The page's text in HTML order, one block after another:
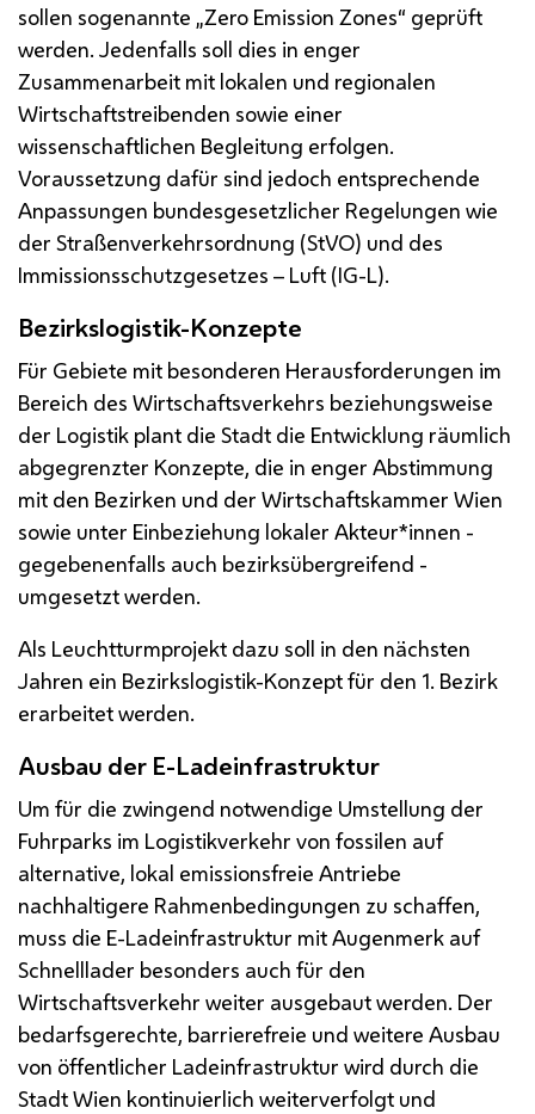
sollen sogenannte „Zero Emission Zones“ geprüft
werden. Jedenfalls soll dies in enger
Zusammenarbeit mit lokalen und regionalen
Wirtschaftstreibenden sowie einer
wissenschaftlichen Begleitung erfolgen.
Voraussetzung dafür sind jedoch entsprechende
Anpassungen bundesgesetzlicher Regelungen wie
der Straßenverkehrsordnung (StVO) und des
Immissionsschutzgesetzes – Luft (IG-L).
Bezirkslogistik-Konzepte
Für Gebiete mit besonderen Herausforderungen im
Bereich des Wirtschaftsverkehrs beziehungsweise
der Logistik plant die Stadt die Entwicklung räumlich
abgegrenzter Konzepte, die in enger Abstimmung
mit den Bezirken und der Wirtschaftskammer Wien
sowie unter Einbeziehung lokaler Akteur*innen -
gegebenenfalls auch bezirksübergreifend -
umgesetzt werden.
Als Leuchtturmprojekt dazu soll in den nächsten
Jahren ein Bezirkslogistik-Konzept für den 1. Bezirk
erarbeitet werden.
Ausbau der E-Ladeinfrastruktur
Um für die zwingend notwendige Umstellung der
Fuhrparks im Logistikverkehr von fossilen auf
alternative, lokal emissionsfreie Antriebe
nachhaltigere Rahmenbedingungen zu schaffen,
muss die E-Ladeinfrastruktur mit Augenmerk auf
Schnelllader besonders auch für den
Wirtschaftsverkehr weiter ausgebaut werden. Der
bedarfsgerechte, barrierefreie und weitere Ausbau
von öffentlicher Ladeinfrastruktur wird durch die
Stadt Wien kontinuierlich weiterverfolgt und